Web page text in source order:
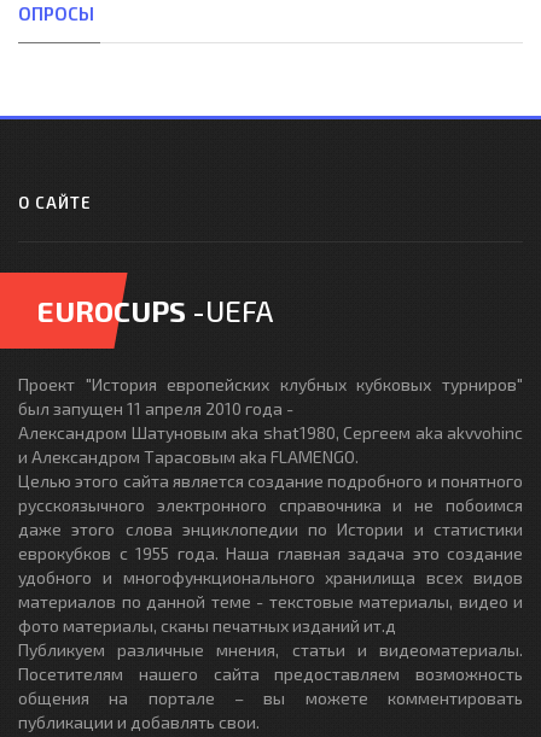
ОПРОСЫ
О САЙТЕ
EUROCUPS -UEFA
Проект "История европейских клубных кубковых турниров"
был запущен 11 апреля 2010 года -
Александром Шатуновым aka shat1980, Сергеем aka akvvohinc
и Александром Тарасовым aka FLAMENGO.
Целью этого сайта является создание подробного и понятного
русскоязычного электронного справочника и не побоимся
даже этого слова энциклопедии по Истории и статистики
еврокубков с 1955 года. Наша главная задача это создание
удобного и многофункционального хранилища всех видов
материалов по данной теме - текстовые материалы, видео и
фото материалы, сканы печатных изданий ит.д
Публикуем различные мнения, статьи и видеоматериалы.
Посетителям нашего сайта предоставляем возможность
общения на портале – вы можете комментировать
публикации и добавлять свои.